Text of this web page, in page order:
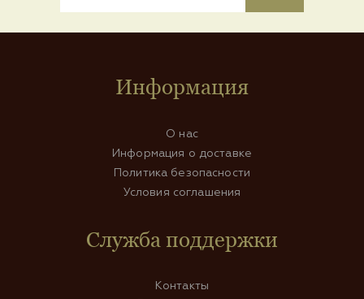
Информация
О нас
Информация о доставке
Политика безопасности
Условия соглашения
Служба поддержки
Контакты